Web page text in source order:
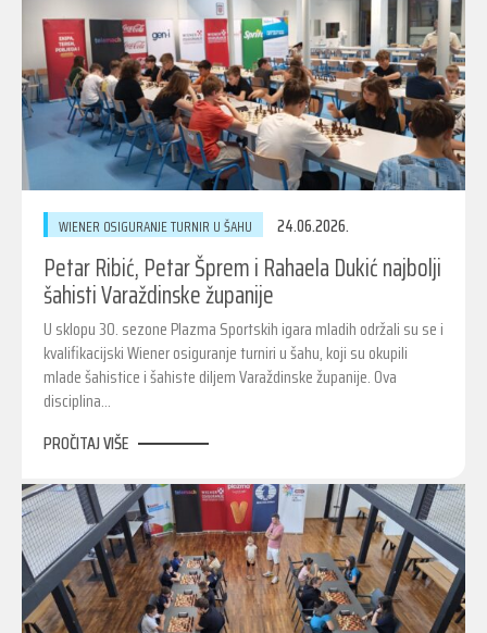
WIENER OSIGURANJE TURNIR U ŠAHU 24.06.2026.
Petar Ribić, Petar Šprem i Rahaela Dukić najbolji
šahisti Varaždinske županije
U sklopu 30. sezone Plazma Sportskih igara mladih održali su se i
kvalifikacijski Wiener osiguranje turniri u šahu, koji su okupili
mlade šahistice i šahiste diljem Varaždinske županije. Ova
disciplina…
PROČITAJ VIŠE